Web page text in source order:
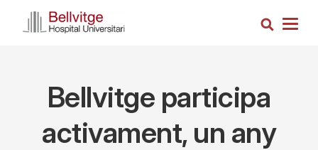
Cerca
Bellvitge participa
activament, un any